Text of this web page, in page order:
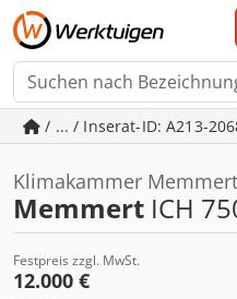
/ ... / Inserat-ID: A213-
Klimakammer
Memmert ICH
Festpreis zzgl. MwSt.
12.000 €